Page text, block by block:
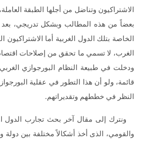
الاشتراكيون وتناضل من أجلها الطبقة
بعضاً من هذه المطالب وبشكل تدريجي،
الخاصة بتلك الدول الغربية أما
الغرب، لا تسمي ما تحقق من إصلاحات
ودخلت في طبيعة النظام البورجوازي
قائمة، ولو أن هذا التطور في عقلية
النظر في خططهم وتقديراتهم.
ونترك إلى مقال آخر بحث تجارب الدول
والقومي، الذى أخذ أشكالاً مختلفة بين دولة